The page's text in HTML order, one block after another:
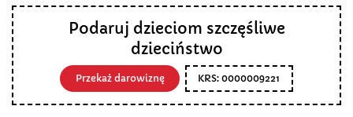
Podaruj dzieciom szczęśliwe
dzieciństwo
Przekaż darowiznę KRS: 0000009221